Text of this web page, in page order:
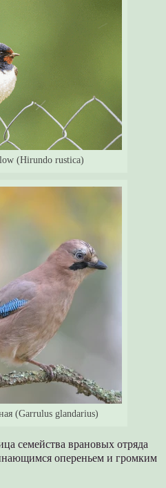
(Hirundo rustica)
(Garrulus glandarius)
семейства врановых отряда
опереньем и громким